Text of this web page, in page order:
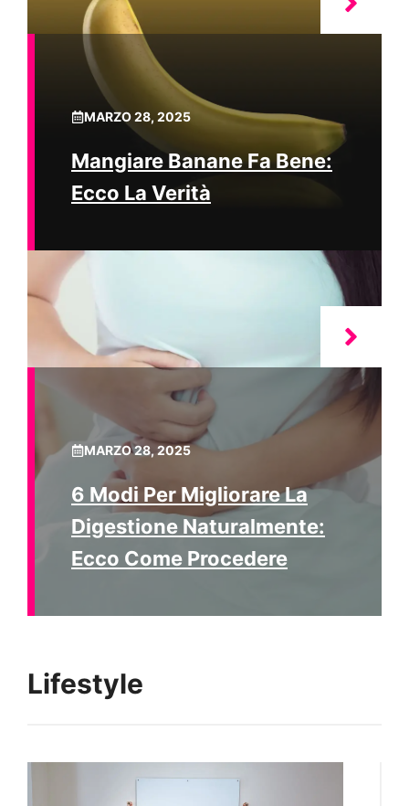
MARZO 28, 2025
Mangiare Banane Fa Bene:
Ecco La Verità
MARZO 28, 2025
6 Modi Per Migliorare La
Digestione Naturalmente:
Ecco Come Procedere
Lifestyle